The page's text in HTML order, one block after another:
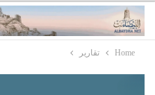
Home تقارير